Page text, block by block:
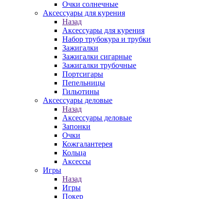
Очки солнечные
Аксессуары для курения
Назад
Аксессуары для курения
Набор трубокура и трубки
Зажигалки
Зажигалки сигарные
Зажигалки трубочные
Портсигары
Пепельницы
Гильотины
Аксессуары деловые
Назад
Аксессуары деловые
Запонки
Очки
Кожгалантерея
Кольца
Аксессы
Игры
Назад
Игры
Покер